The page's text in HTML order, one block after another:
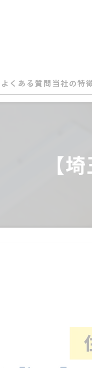
よくある質問 当社の特
塗装
【